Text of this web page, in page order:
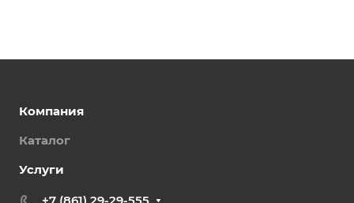
Компания
Каталог
Услуги